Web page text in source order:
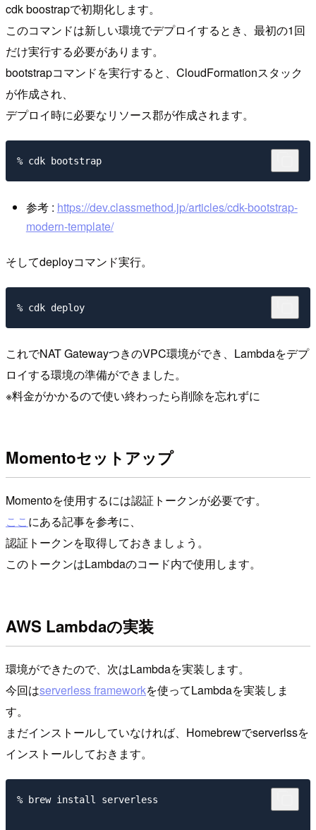
cdk boostrapで初期化します。
このコマンドは新しい環境でデプロイするとき、最初の1回
だけ実行する必要があります。
bootstrapコマンドを実行すると、CloudFormationスタック
が作成され、
デプロイ時に必要なリソース郡が作成されます。
参考 : https://dev.classmethod.jp/articles/cdk-bootstrap-
modern-template/
そしてdeployコマンド実行。
これでNAT GatewayつきのVPC環境ができ、Lambdaをデプ
ロイする環境の準備ができました。
※料金がかかるので使い終わったら削除を忘れずに
Momentoセットアップ
Momentoを使用するには認証トークンが必要です。
ここにある記事を参考に、
認証トークンを取得しておきましょう。
このトークンはLambdaのコード内で使用します。
AWS Lambdaの実装
環境ができたので、次はLambdaを実装します。
今回はserverless frameworkを使ってLambdaを実装しま
す。
まだインストールしていなければ、Homebrewでserverlssを
インストールしておきます。
% brew install serverless